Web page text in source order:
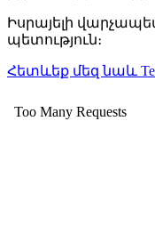
Իսրայելի
պետություն։
Հետևեք մեզ նաև